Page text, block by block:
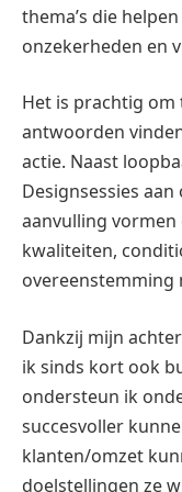
thema’s die
onzekerheden en
Het is prachtig om
antwoorden
actie. Naast
Designsessies
aanvulling
kwaliteiten,
overeenstemming
Dankzij mijn
ik sinds kort ook
ondersteun ik
succesvoller
klanten/omzet
doelstellingen ze